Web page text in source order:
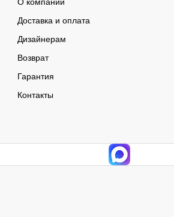
Доставка и оплата
Дизайнерам
Возврат
Гарантия
Контакты